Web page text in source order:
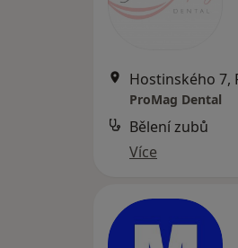
Hostinského 7,
ProMag Dental
Bělení zubů
Více